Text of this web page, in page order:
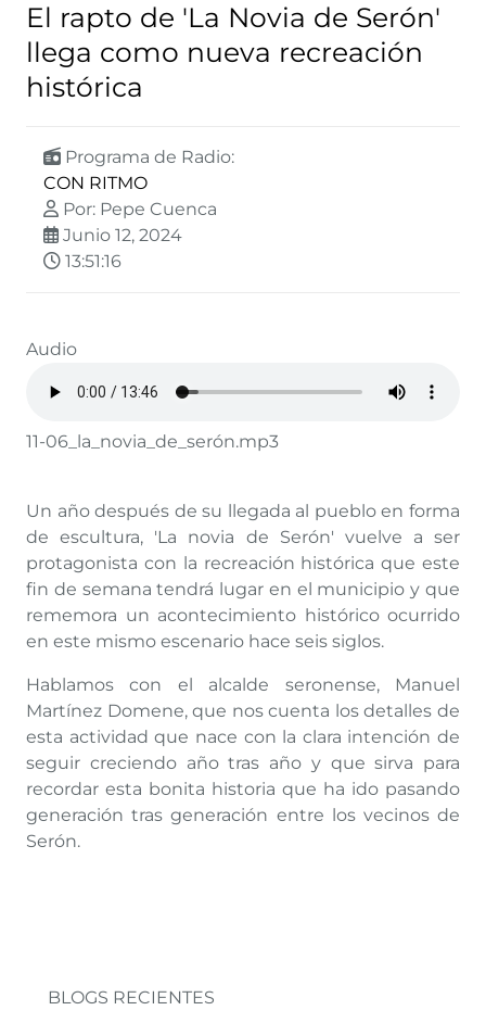
El rapto de 'La Novia de Serón'
llega como nueva recreación
histórica
Programa de Radio:
CON RITMO
Por: Pepe Cuenca
Junio 12, 2024
13:51:16
Audio
11-06_la_novia_de_serón.mp3
Un año después de su llegada al pueblo en forma
de escultura, 'La novia de Serón' vuelve a ser
protagonista con la recreación histórica que este
fin de semana tendrá lugar en el municipio y que
rememora un acontecimiento histórico ocurrido
en este mismo escenario hace seis siglos.
Hablamos con el alcalde seronense, Manuel
Martínez Domene, que nos cuenta los detalles de
esta actividad que nace con la clara intención de
seguir creciendo año tras año y que sirva para
recordar esta bonita historia que ha ido pasando
generación tras generación entre los vecinos de
Serón.
BLOGS RECIENTES